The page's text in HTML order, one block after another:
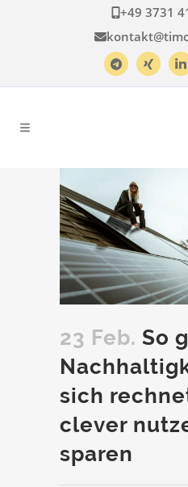
+49 3731
23 Feb. So
sich
clever
sparen